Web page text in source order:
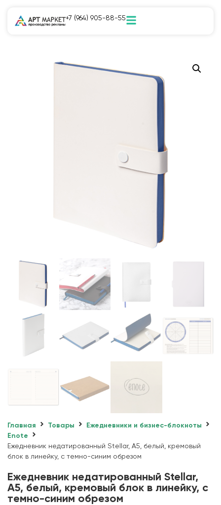
+7 (964) 905-88-55
Главная Товары
Ежедневники и бизнес-блокноты
Enote
Ежедневник недатированный Stellar, А5, белый, кремовый
блок в линейку, с темно-синим обрезом
Ежедневник недатированный Stellar,
А5, белый, кремовый блок в линейку, с
темно-синим обрезом